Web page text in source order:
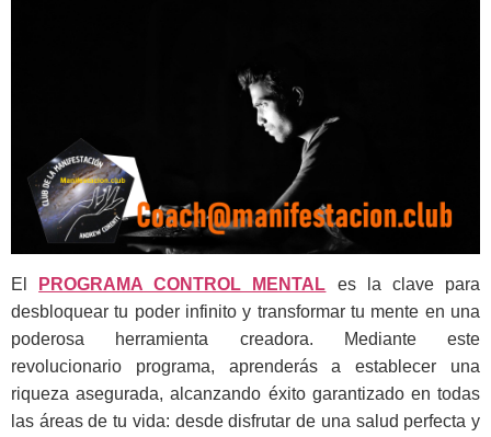
El PROGRAMA CONTROL MENTAL es la clave para
desbloquear tu poder infinito y transformar tu mente en una
poderosa herramienta creadora. Mediante este
revolucionario programa, aprenderás a establecer una
riqueza asegurada, alcanzando éxito garantizado en todas
las áreas de tu vida: desde disfrutar de una salud perfecta y